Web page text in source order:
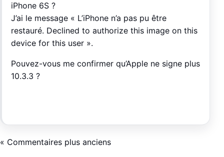
iPhone 6S ?
J’ai le message « L’iPhone n’a pas pu être
restauré. Declined to authorize this image on this
device for this user ».
Pouvez-vous me confirmer qu’Apple ne signe plus
10.3.3 ?
« Commentaires plus anciens